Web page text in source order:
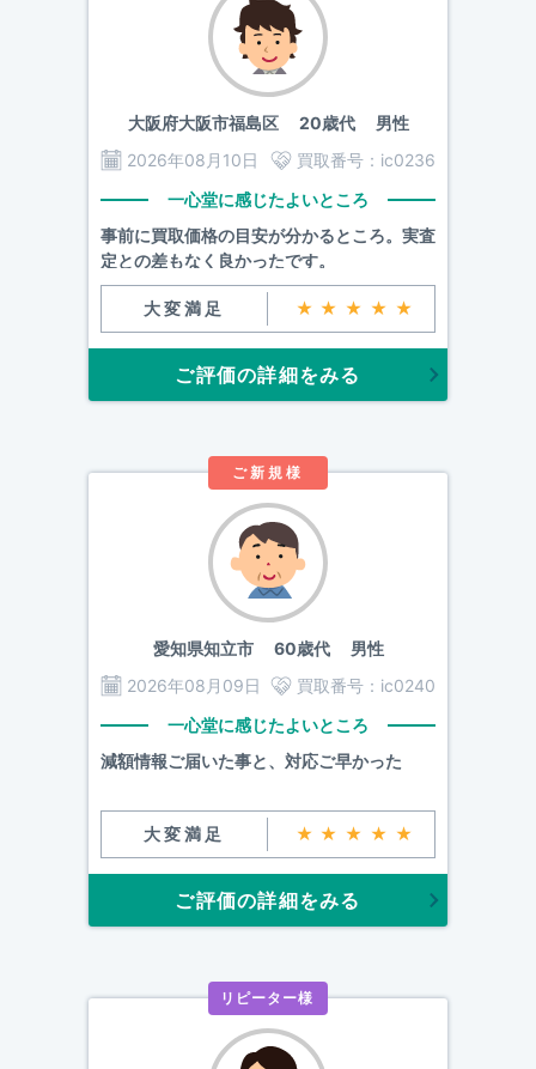
大阪府大阪市福島区20歳代 男性
2026年08月10日
買取番号： ic0236
一心堂に感じたよいところ
事前に買取価格の目安が分かるところ。実査
定との差もなく良かったです。
大変満足 ★★★★★
ご評価の詳細をみる
ご新規様
愛知県知立市60歳代 男性
2026年08月09日
買取番号： ic0240
一心堂に感じたよいところ
減額情報ご届いた事と、対応ご早かった
大変満足 ★★★★★
ご評価の詳細をみる
リピーター様